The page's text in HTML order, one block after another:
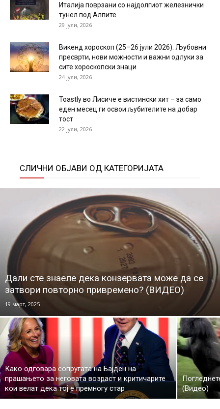
Италија поврзани со најдолгиот железнички
тунел под Алпите
29 јули, 2026
Викенд хороскоп (25–26 јули 2026): Љубовни
пресврти, нови можности и важни одлуки за
сите хороскопски знаци
24 јули, 2026
Toastly во Лисиче е вистински хит – за само
еден месец ги освои љубителите на добар
тост
22 јули, 2026
СЛИЧНИ ОБЈАВИ ОД КАТЕГОРИЈАТА
Дали сте знаеле дека конзервата може да се
затвори повторно привремено? (ВИДЕО)
19 март, 2025
Како одговара сопругата на Бајден на
прашањето за неговата возраст и критичарите
кои велат дека тој е премногу стар
(Видео)